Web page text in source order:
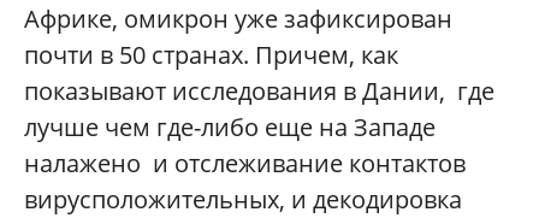
Африке, омикрон уже зафиксирован
почти в 50 странах. Причем, как
показывают исследования в Дании, где
лучше чем где-либо еще на Западе
налажено и отслеживание контактов
вирусположительных, и декодировка